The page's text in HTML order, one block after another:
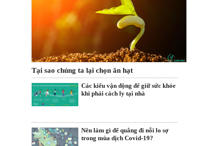
Tại sao chúng ta lại chọn ăn hạt
Các kiểu vận động để giữ sức khỏe
khi phải cách ly tại nhà
Nên làm gì để quẳng đi nỗi lo sợ
trong mùa dịch Covid-19?